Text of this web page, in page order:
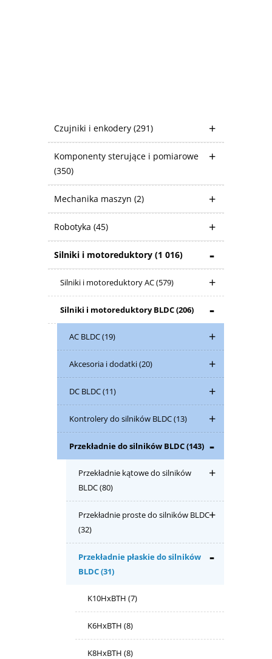
Czujniki i enkodery (291)
Komponenty sterujące i pomiarowe
(350)
Mechanika maszyn (2)
Robotyka (45)
Silniki i motoreduktory (1 016)
Silniki i motoreduktory AC(579)
Silniki i motoreduktory BLDC(206)
AC BLDC(19)
Akcesoria i dodatki(20)
DC BLDC(11)
Kontrolery do silników BLDC(13)
Przekładnie do silników BLDC(143)
Przekładnie kątowe do silników
BLDC(80)
Przekładnie proste do silników BLDC
(32)
Przekładnie płaskie do silników
BLDC(31)
K10HxBTH (7)
K6HxBTH (8)
K8HxBTH (8)